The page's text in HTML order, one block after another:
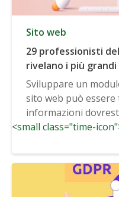
Sito web
29 professionisti
rivelano i più
quando si sviluppa
Sviluppare un
sito web può
informazioni
<small class="time-